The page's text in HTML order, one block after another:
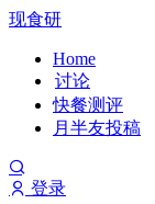
现食研
Home
讨论
快餐测评
月半友投稿
登录